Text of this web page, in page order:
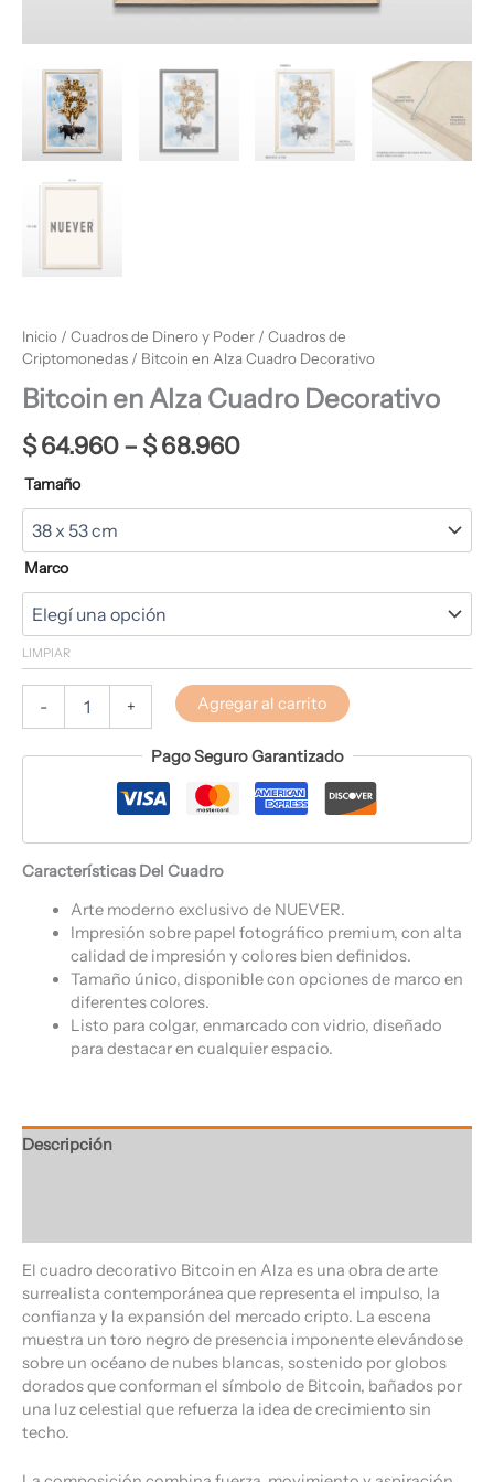
Inicio / Cuadros de Dinero y Poder / Cuadros de
Criptomonedas / Bitcoin en Alza Cuadro Decorativo
Bitcoin en Alza Cuadro Decorativo
$64.960– $68.960
Tamaño
Marco
LIMPIAR
- + Agregar al carrito
Pago Seguro Garantizado
Características Del Cuadro
Arte moderno exclusivo de NUEVER.
Impresión sobre papel fotográfico premium, con alta
calidad de impresión y colores bien definidos.
Tamaño único, disponible con opciones de marco en
diferentes colores.
Listo para colgar, enmarcado con vidrio, diseñado
para destacar en cualquier espacio.
Descripción
El cuadro decorativo Bitcoin en Alza es una obra de arte
surrealista contemporánea que representa el impulso, la
confianza y la expansión del mercado cripto. La escena
muestra un toro negro de presencia imponente elevándose
sobre un océano de nubes blancas, sostenido por globos
dorados que conforman el símbolo de Bitcoin, bañados por
una luz celestial que refuerza la idea de crecimiento sin
techo.